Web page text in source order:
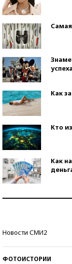
Как
Кто
Как
Новости СМИ2
ФОТОИСТОРИИ